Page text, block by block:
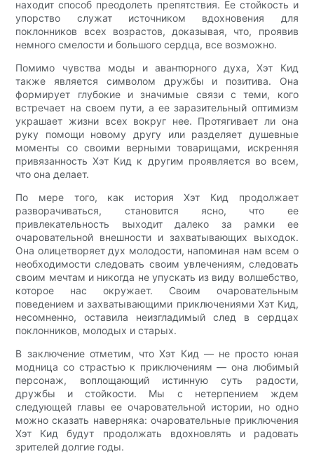
находит способ преодолеть препятствия. Ее стойкость и
упорство служат источником вдохновения для
поклонников всех возрастов, доказывая, что, проявив
немного смелости и большого сердца, все возможно.
Помимо чувства моды и авантюрного духа, Хэт Кид
также является символом дружбы и позитива. Она
формирует глубокие и значимые связи с теми, кого
встречает на своем пути, а ее заразительный оптимизм
украшает жизни всех вокруг нее. Протягивает ли она
руку помощи новому другу или разделяет душевные
моменты со своими верными товарищами, искренняя
привязанность Хэт Кид к другим проявляется во всем,
что она делает.
По мере того, как история Хэт Кид продолжает
разворачиваться, становится ясно, что ее
привлекательность выходит далеко за рамки ее
очаровательной внешности и захватывающих выходок.
Она олицетворяет дух молодости, напоминая нам всем о
необходимости следовать своим увлечениям, следовать
своим мечтам и никогда не упускать из виду волшебство,
которое нас окружает. Своим очаровательным
поведением и захватывающими приключениями Хэт Кид,
несомненно, оставила неизгладимый след в сердцах
поклонников, молодых и старых.
В заключение отметим, что Хэт Кид — не просто юная
модница со страстью к приключениям — она любимый
персонаж, воплощающий истинную суть радости,
дружбы и стойкости. Мы с нетерпением ждем
следующей главы ее очаровательной истории, но одно
можно сказать наверняка: очаровательные приключения
Хэт Кид будут продолжать вдохновлять и радовать
зрителей долгие годы.